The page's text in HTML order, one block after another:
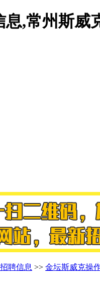
,常州斯
聘信息 >> 金坛斯威克操